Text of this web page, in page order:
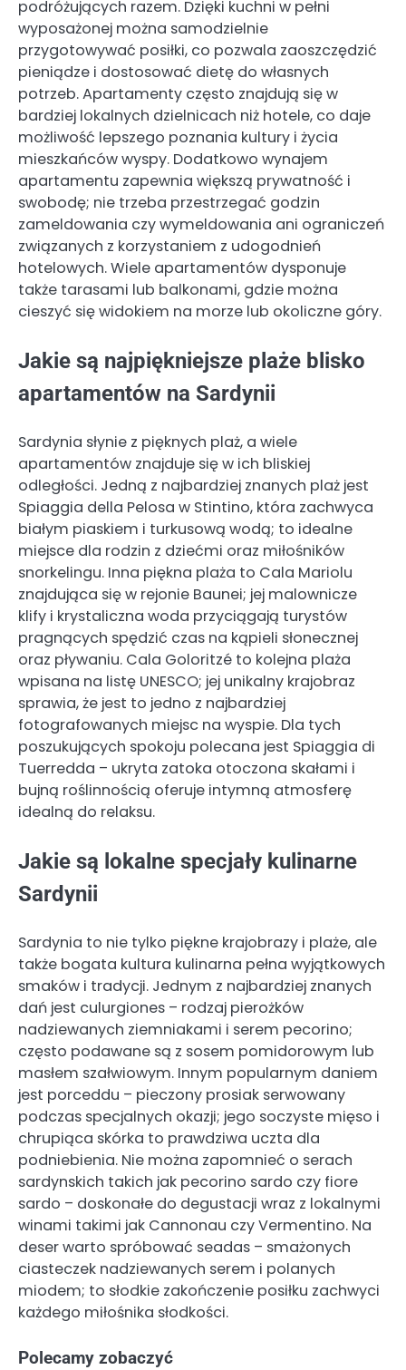
podróżujących razem. Dzięki kuchni w pełni
wyposażonej można samodzielnie
przygotowywać posiłki, co pozwala zaoszczędzić
pieniądze i dostosować dietę do własnych
potrzeb. Apartamenty często znajdują się w
bardziej lokalnych dzielnicach niż hotele, co daje
możliwość lepszego poznania kultury i życia
mieszkańców wyspy. Dodatkowo wynajem
apartamentu zapewnia większą prywatność i
swobodę; nie trzeba przestrzegać godzin
zameldowania czy wymeldowania ani ograniczeń
związanych z korzystaniem z udogodnień
hotelowych. Wiele apartamentów dysponuje
także tarasami lub balkonami, gdzie można
cieszyć się widokiem na morze lub okoliczne góry.
Jakie są najpiękniejsze plaże blisko
apartamentów na Sardynii
Sardynia słynie z pięknych plaż, a wiele
apartamentów znajduje się w ich bliskiej
odległości. Jedną z najbardziej znanych plaż jest
Spiaggia della Pelosa w Stintino, która zachwyca
białym piaskiem i turkusową wodą; to idealne
miejsce dla rodzin z dziećmi oraz miłośników
snorkelingu. Inna piękna plaża to Cala Mariolu
znajdująca się w rejonie Baunei; jej malownicze
klify i krystaliczna woda przyciągają turystów
pragnących spędzić czas na kąpieli słonecznej
oraz pływaniu. Cala Goloritzé to kolejna plaża
wpisana na listę UNESCO; jej unikalny krajobraz
sprawia, że jest to jedno z najbardziej
fotografowanych miejsc na wyspie. Dla tych
poszukujących spokoju polecana jest Spiaggia di
Tuerredda – ukryta zatoka otoczona skałami i
bujną roślinnością oferuje intymną atmosferę
idealną do relaksu.
Jakie są lokalne specjały kulinarne
Sardynii
Sardynia to nie tylko piękne krajobrazy i plaże, ale
także bogata kultura kulinarna pełna wyjątkowych
smaków i tradycji. Jednym z najbardziej znanych
dań jest culurgiones – rodzaj pierożków
nadziewanych ziemniakami i serem pecorino;
często podawane są z sosem pomidorowym lub
masłem szałwiowym. Innym popularnym daniem
jest porceddu – pieczony prosiak serwowany
podczas specjalnych okazji; jego soczyste mięso i
chrupiąca skórka to prawdziwa uczta dla
podniebienia. Nie można zapomnieć o serach
sardynskich takich jak pecorino sardo czy fiore
sardo – doskonałe do degustacji wraz z lokalnymi
winami takimi jak Cannonau czy Vermentino. Na
deser warto spróbować seadas – smażonych
ciasteczek nadziewanych serem i polanych
miodem; to słodkie zakończenie posiłku zachwyci
każdego miłośnika słodkości.
Polecamy zobaczyć